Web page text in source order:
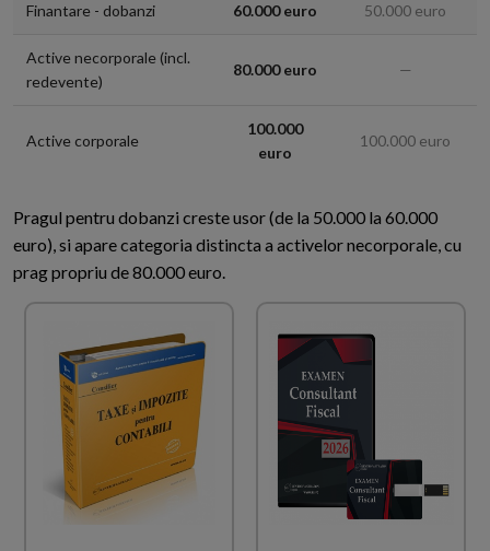
Finantare - dobanzi 60.000 euro 50.000 euro
Active necorporale (incl.
redevente)
80.000 euro —
Active corporale
100.000
euro
100.000 euro
Pragul pentru dobanzi creste usor (de la 50.000 la 60.000
euro), si apare categoria distincta a activelor necorporale, cu
prag propriu de 80.000 euro.